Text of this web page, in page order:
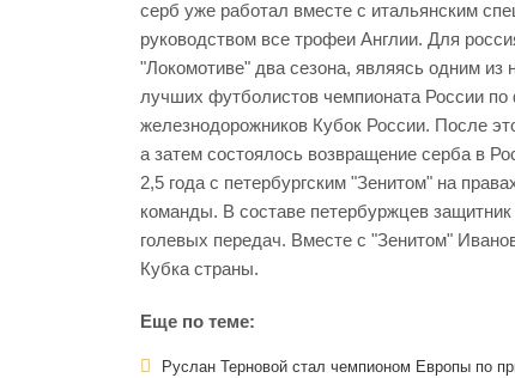
серб уже работал вместе с итальянским
руководством все трофеи Англии. Для
"Локомотиве" два сезона, являясь одним из
лучших футболистов чемпионата России по
железнодорожников Кубок России. После
а затем состоялось возвращение серба в
2,5 года с петербургским "Зенитом" на
команды. В составе петербуржцев
голевых передач. Вместе с "Зенитом"
Кубка страны.
Еще по теме:
Руслан Терновой стал чемпионом Европы по